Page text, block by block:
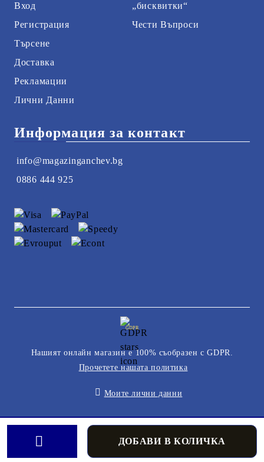
Вход
Регистрация
Търсене
Доставка
Рекламации
Лични Данни
„бисквитки“
Чести Въпроси
Информация за контакт
info@magazinganchev.bg
0886 444 925
GDPR
Нашият онлайн магазин е 100% съобразен с GDPR.
Прочетете нашата политика
Моите лични данни
Онлайн магазин от SELITON